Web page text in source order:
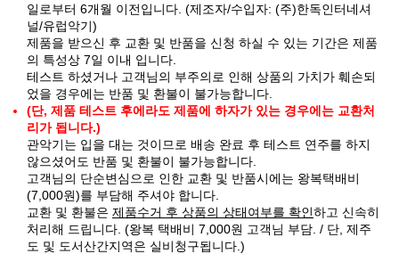
일로부터 6개월 이전입니다. (제조자/수입자: (주)한독인터네셔
널/유럽악기)
제품을 받으신 후 교환 및 반품을 신청 하실 수 있는 기간은 제품
의 특성상 7일 이내 입니다.
테스트 하셨거나 고객님의 부주의로 인해 상품의 가치가 훼손되
었을 경우에는 반품 및 환불이 불가능합니다.
(단, 제품 테스트 후에라도 제품에 하자가 있는 경우에는 교환처
리가 됩니다.)
관악기는 입을 대는 것이므로 배송 완료 후 테스트 연주를 하지
않으셨어도 반품 및 환불이 불가능합니다.
고객님의 단순변심으로 인한 교환 및 반품시에는 왕복택배비
(7,000원)를 부담해 주셔야 합니다.
교환 및 환불은 제품수거 후 상품의 상태여부를 확인하고 신속히
처리해 드립니다. (왕복 택배비 7,000원 고객님 부담. / 단, 제주
도 및 도서산간지역은 실비청구됩니다.)